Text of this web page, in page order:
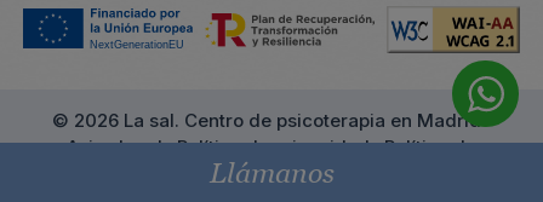
© 2026 La sal. Centro de psicoterapia en Madrid ·
Aviso legal·Política de privacidad·Política de
Declaración de accesibilidad
Llámanos